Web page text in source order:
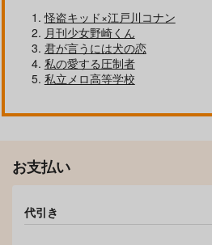
怪盗キッド×江戸川コナン
月刊少女野崎くん
君が言うには犬の恋
私の愛する圧制者
私立メロ高等学校
お支払い
代引き